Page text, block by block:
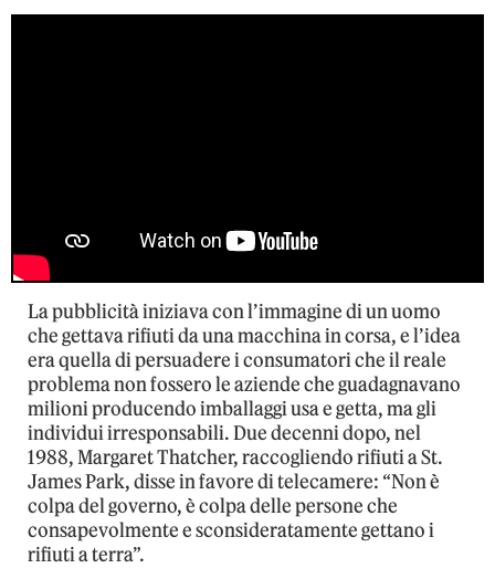
La pubblicità iniziava con l’immagine di un uomo
che gettava rifiuti da una macchina in corsa, e l’idea
era quella di persuadere i consumatori che il reale
problema non fossero le aziende che guadagnavano
milioni producendo imballaggi usa e getta, ma gli
individui irresponsabili. Due decenni dopo, nel
1988, Margaret Thatcher, raccogliendo rifiuti a St.
James Park, disse in favore di telecamere: “Non è
colpa del governo, è colpa delle persone che
consapevolmente e sconsideratamente gettano i
rifiuti a terra”.